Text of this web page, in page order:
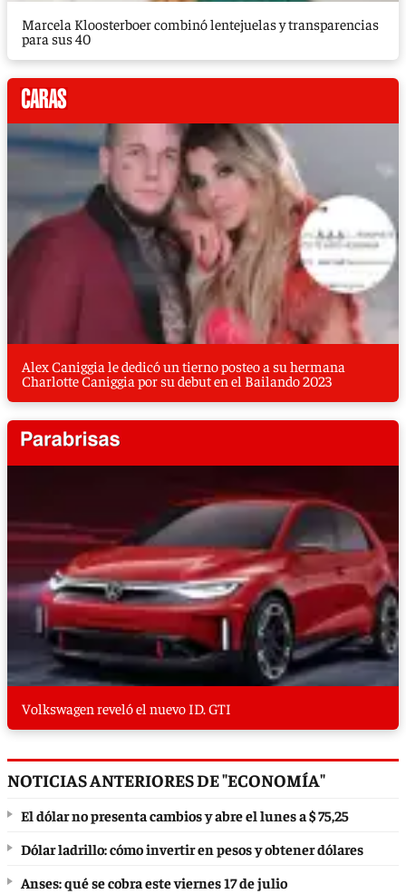
Marcela Kloosterboer combinó lentejuelas y transparencias
para sus 40
Alex Caniggia le dedicó un tierno posteo a su hermana
Charlotte Caniggia por su debut en el Bailando 2023
Volkswagen reveló el nuevo ID. GTI
NOTICIAS ANTERIORES DE "ECONOMÍA"
El dólar no presenta cambios y abre el lunes a $ 75,25
Dólar ladrillo: cómo invertir en pesos y obtener dólares
Anses: qué se cobra este viernes 17 de julio